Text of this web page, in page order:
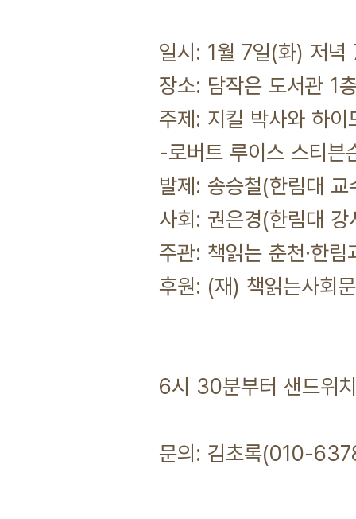
일시: 1월 7일(화) 저
장소: 담작은 도서관 1
주제: 지킬 박사와 하
-로버트 루이스 스티븐
발제: 송승철(한림대 교
사회: 권은경(한림대 강
주관: 책읽는 춘천·한림
후원: (재) 책읽는사회
6시 30분부터 샌드위
문의: 김초록(010-